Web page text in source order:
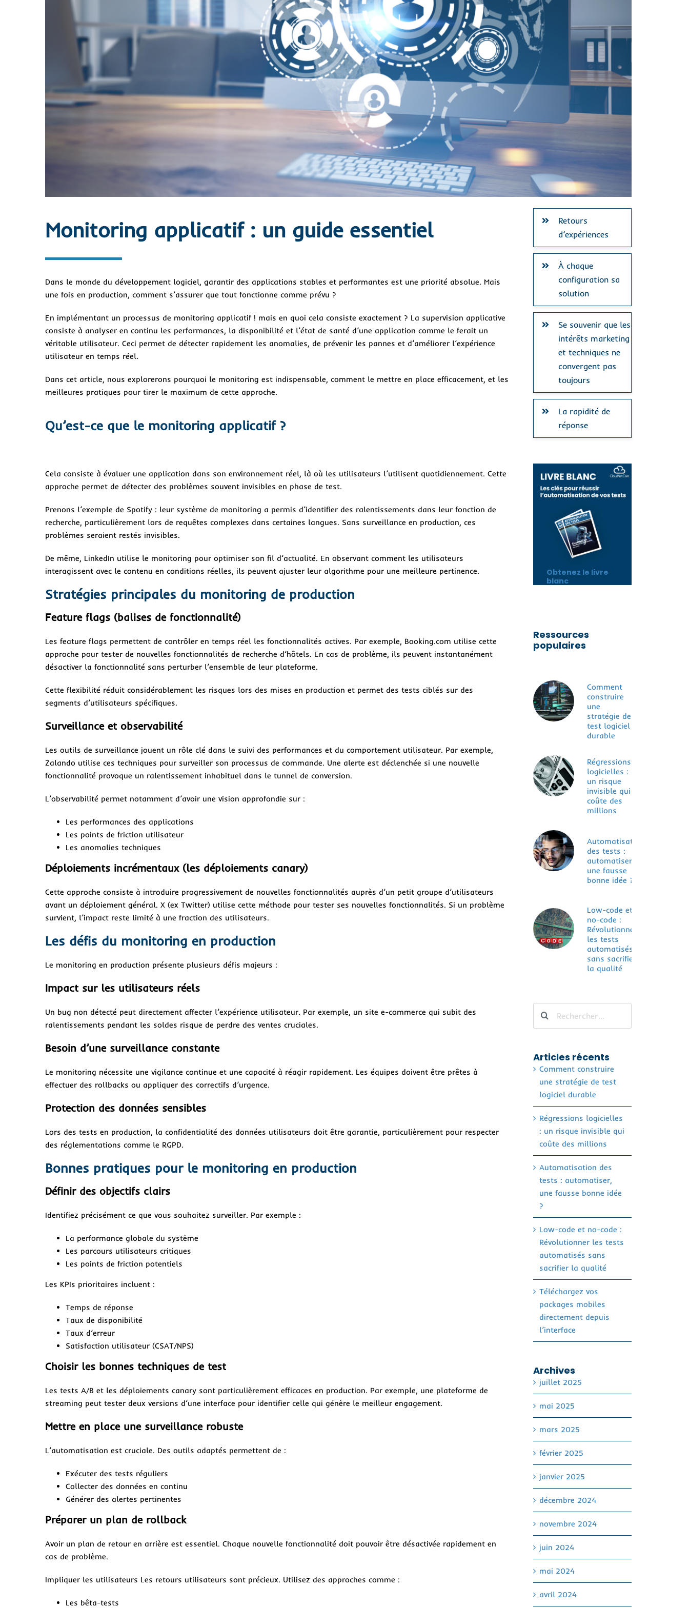
Monitoring applicatif : un guide essentiel
Dans le monde du développement logiciel, garantir des applications stables et performantes est une priorité absolue. Mais
une fois en production, comment s’assurer que tout fonctionne comme prévu ?
En implémentant un processus de monitoring applicatif ! mais en quoi cela consiste exactement ? La supervision applicative
consiste à analyser en continu les performances, la disponibilité et l’état de santé d’une application comme le ferait un
véritable utilisateur. Ceci permet de détecter rapidement les anomalies, de prévenir les pannes et d’améliorer l’expérience
utilisateur en temps réel.
Dans cet article, nous explorerons pourquoi le monitoring est indispensable, comment le mettre en place efficacement, et les
meilleures pratiques pour tirer le maximum de cette approche.
Qu’est-ce que le monitoring applicatif ?
Cela consiste à évaluer une application dans son environnement réel, là où les utilisateurs l’utilisent quotidiennement. Cette
approche permet de détecter des problèmes souvent invisibles en phase de test.
Prenons l’exemple de Spotify : leur système de monitoring a permis d’identifier des ralentissements dans leur fonction de
recherche, particulièrement lors de requêtes complexes dans certaines langues. Sans surveillance en production, ces
problèmes seraient restés invisibles.
De même, LinkedIn utilise le monitoring pour optimiser son fil d’actualité. En observant comment les utilisateurs
interagissent avec le contenu en conditions réelles, ils peuvent ajuster leur algorithme pour une meilleure pertinence.
Stratégies principales du monitoring de production
Feature flags (balises de fonctionnalité)
Les feature flags permettent de contrôler en temps réel les fonctionnalités actives. Par exemple, Booking.com utilise cette
approche pour tester de nouvelles fonctionnalités de recherche d’hôtels. En cas de problème, ils peuvent instantanément
désactiver la fonctionnalité sans perturber l’ensemble de leur plateforme.
Cette flexibilité réduit considérablement les risques lors des mises en production et permet des tests ciblés sur des
segments d’utilisateurs spécifiques.
Surveillance et observabilité
Les outils de surveillance jouent un rôle clé dans le suivi des performances et du comportement utilisateur. Par exemple,
Zalando utilise ces techniques pour surveiller son processus de commande. Une alerte est déclenchée si une nouvelle
fonctionnalité provoque un ralentissement inhabituel dans le tunnel de conversion.
L’observabilité permet notamment d’avoir une vision approfondie sur :
Les performances des applications
Les points de friction utilisateur
Les anomalies techniques
Déploiements incrémentaux (les déploiements canary)
Cette approche consiste à introduire progressivement de nouvelles fonctionnalités auprès d’un petit groupe d’utilisateurs
avant un déploiement général. X (ex Twitter) utilise cette méthode pour tester ses nouvelles fonctionnalités. Si un problème
survient, l’impact reste limité à une fraction des utilisateurs.
Les défis du monitoring en production
Le monitoring en production présente plusieurs défis majeurs :
Impact sur les utilisateurs réels
Un bug non détecté peut directement affecter l’expérience utilisateur. Par exemple, un site e-commerce qui subit des
ralentissements pendant les soldes risque de perdre des ventes cruciales.
Besoin d’une surveillance constante
Le monitoring nécessite une vigilance continue et une capacité à réagir rapidement. Les équipes doivent être prêtes à
effectuer des rollbacks ou appliquer des correctifs d’urgence.
Protection des données sensibles
Lors des tests en production, la confidentialité des données utilisateurs doit être garantie, particulièrement pour respecter
des réglementations comme le RGPD.
Bonnes pratiques pour le monitoring en production
Définir des objectifs clairs
Identifiez précisément ce que vous souhaitez surveiller. Par exemple :
La performance globale du système
Les parcours utilisateurs critiques
Les points de friction potentiels
Les KPIs prioritaires incluent :
Temps de réponse
Taux de disponibilité
Taux d’erreur
Satisfaction utilisateur (CSAT/NPS)
Choisir les bonnes techniques de test
Les tests A/B et les déploiements canary sont particulièrement efficaces en production. Par exemple, une plateforme de
streaming peut tester deux versions d’une interface pour identifier celle qui génère le meilleur engagement.
Mettre en place une surveillance robuste
L’automatisation est cruciale. Des outils adaptés permettent de :
Exécuter des tests réguliers
Collecter des données en continu
Générer des alertes pertinentes
Préparer un plan de rollback
Avoir un plan de retour en arrière est essentiel. Chaque nouvelle fonctionnalité doit pouvoir être désactivée rapidement en
cas de problème.
Impliquer les utilisateurs Les retours utilisateurs sont précieux. Utilisez des approches comme :
Les bêta-tests
Retours
d’expériences
À chaque
configuration sa
solution
Se souvenir que les
intérêts marketing
et techniques ne
convergent pas
toujours
La rapidité de
réponse
Obtenez le livre
blanc
Ressources
populaires
Comment
construire
une
stratégie de
test logiciel
durable
Régressions
logicielles :
un risque
invisible qui
coûte des
millions
Automatisation
des tests :
automatiser,
une fausse
bonne idée ?
Low-code et
no-code :
Révolutionner
les tests
automatisés
sans sacrifier
la qualité
Articles récents
Comment construire
une stratégie de test
logiciel durable
Régressions logicielles
: un risque invisible qui
coûte des millions
Automatisation des
tests : automatiser,
une fausse bonne idée
?
Low-code et no-code :
Révolutionner les tests
automatisés sans
sacrifier la qualité
Téléchargez vos
packages mobiles
directement depuis
l’interface
Archives
juillet 2025
mai 2025
mars 2025
février 2025
janvier 2025
décembre 2024
novembre 2024
juin 2024
mai 2024
avril 2024